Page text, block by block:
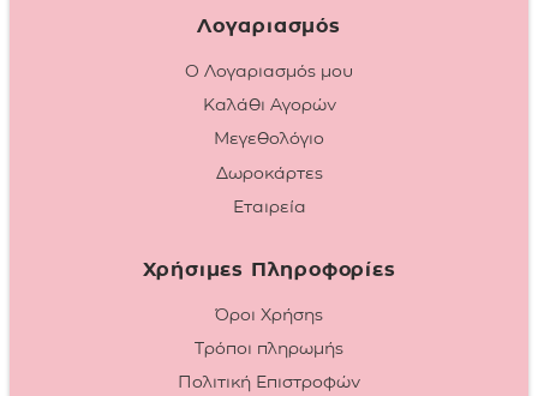
Λογαριασμός
Ο Λογαριασμός μου
Καλάθι Αγορών
Μεγεθολόγιο
Δωροκάρτες
Εταιρεία
Χρήσιμες Πληροφορίες
Όροι Χρήσης
Τρόποι πληρωμής
Πολιτική Επιστροφών